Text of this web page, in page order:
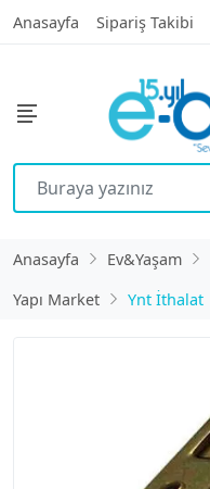
Anasayfa Sipariş Takibi
Anasayfa Ev&Yaşam
Yapı Market
Ynt İthalat